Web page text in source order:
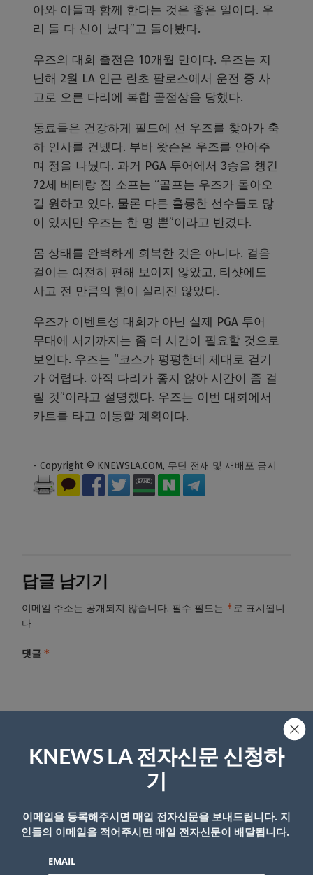
아와 아들과 함께 한다는 것은 좋은 일이다. 우
리 둘 다 신이 났다”고 돌아봤다.
우즈의 대회 출전은 10개월 만이다. 우즈는 지
난해 2월 LA 인근 란초 팔로스에서 운전 중 사
고로 오른 다리에 복합 골절상을 당했다.
동료들은 건강하게 필드에 선 우즈를 찾아가 축
하 인사를 건넸다. 부바 왓슨은 우즈를 안아주
며 정을 나눴다. 과거 PGA 투어에서 3승을 챙긴
72세 베테랑 짐 소프는 “골프는 우즈가 돌아오
길 원하고 있다. 물론 다른 훌륭한 선수들도 많
이 있지만 우즈는 한 명 뿐”이라고 반겼다.
몸 상태를 완벽하게 회복한 것은 아니다. 걸음
걸이는 여전히 편해 보이지 않았고, 티샷에도
사고 전 만큼의 힘이 실리진 않았다.
우즈가 이벤트성 대회가 아닌 실제 PGA 투어
무대에 서기까지는 좀 더 시간이 필요할 것으로
보인다. 우즈는 “코스가 평평한데 제대로 걷기
가 어렵다. 아직 다리가 좋지 않아 시간이 좀 걸
릴 것”이라고 설명했다. 우즈는 이번 대회에서
카트를 타고 이동할 계획이다.
- Copyright © KNEWSLA.COM, 무단 전재 및 재배포 금지
답글 남기기
이메일 주소는 공개되지 않습니다. 필수 필드는 *로 표시됩니
다
댓글 *
이름
KNEWS LA 전자신문 신청하
기
이메일을 등록해주시면 매일 전자신문을 보내드립니다. 지
인들의 이메일을 적어주시면 매일 전자신문이 배달됩니다.
EMAIL